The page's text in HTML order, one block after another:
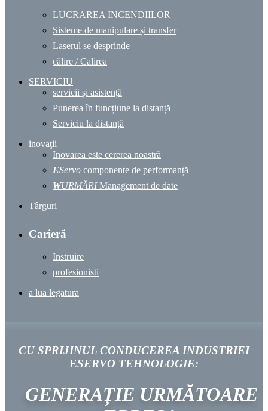
LUCRAREA INCENDIILOR
Sisteme de manipulare și transfer
Laserul se desprinde
călire / Calirea
SERVICIU
servicii și asistență
Punerea în funcțiune la distanță
Serviciu la distanță
inovaţii
Inovarea este cererea noastră
EServo componente de performanță
WURMĂRIManagement de date
Târguri
Carieră
Instruire
profesionisti
a lua legatura
CU SPRIJINUL CONDUCEREA INDUSTRIEI
ESERVO TEHNOLOGIE:
GENERAȚIE URMĂTOARE